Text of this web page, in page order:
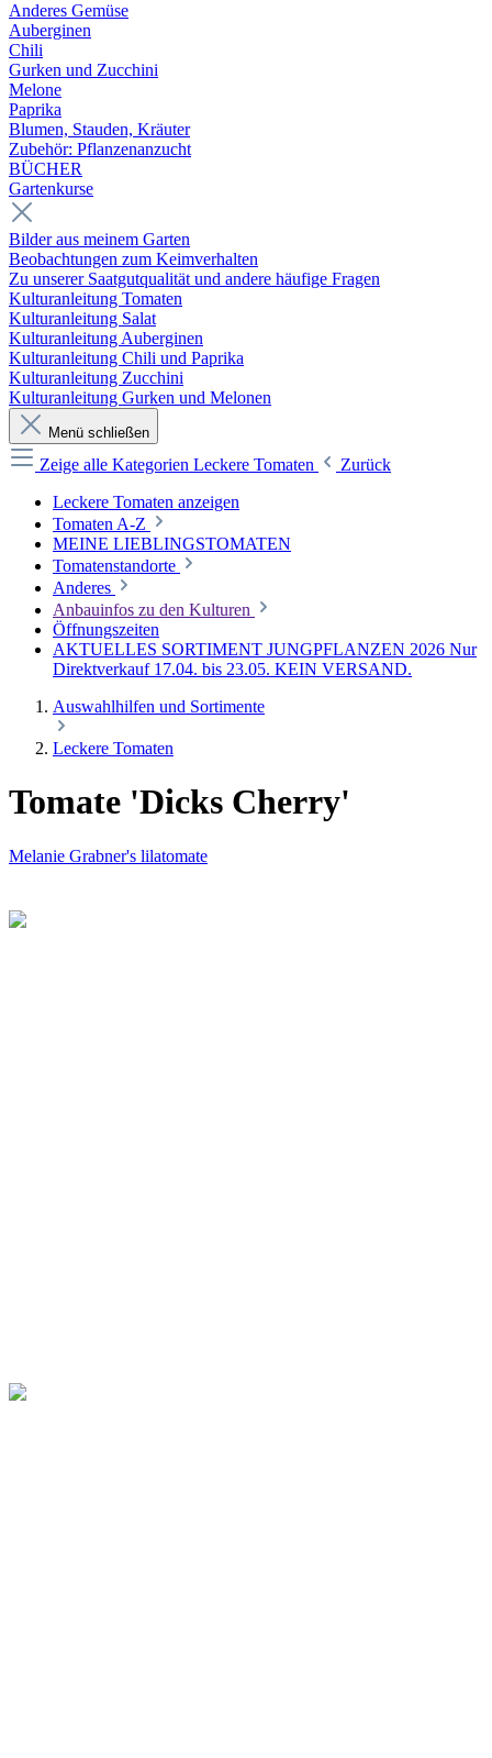
Anderes Gemüse
Auberginen
Chili
Gurken und Zucchini
Melone
Paprika
Blumen, Stauden, Kräuter
Zubehör: Pflanzenanzucht
BÜCHER
Gartenkurse
Bilder aus meinem Garten
Beobachtungen zum Keimverhalten
Zu unserer Saatgutqualität und andere häufige Fragen
Kulturanleitung Tomaten
Kulturanleitung Salat
Kulturanleitung Auberginen
Kulturanleitung Chili und Paprika
Kulturanleitung Zucchini
Kulturanleitung Gurken und Melonen
Menü schließen
Zeige alle Kategorien Leckere Tomaten
Zurück
Leckere Tomaten anzeigen
Tomaten A-Z
MEINE LIEBLINGSTOMATEN
Tomatenstandorte
Anderes
Anbauinfos zu den Kulturen
Öffnungszeiten
AKTUELLES SORTIMENT JUNGPFLANZEN 2026 Nur
Direktverkauf 17.04. bis 23.05. KEIN VERSAND.
Auswahlhilfen und Sortimente
Leckere Tomaten
Tomate 'Dicks Cherry'
Melanie Grabner's lilatomate